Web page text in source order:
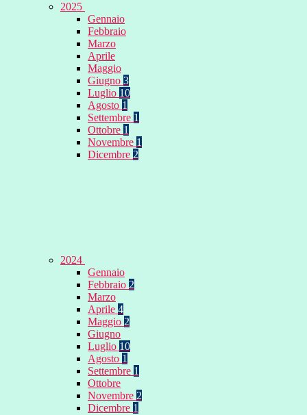
2025
Gennaio
Febbraio
Marzo
Aprile
Maggio
Giugno 3
Luglio 10
Agosto 1
Settembre 1
Ottobre 1
Novembre 1
Dicembre 2
2024
Gennaio
Febbraio 2
Marzo
Aprile 4
Maggio 2
Giugno
Luglio 10
Agosto 1
Settembre 1
Ottobre
Novembre 2
Dicembre 1